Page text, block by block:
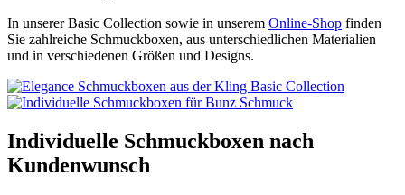
In unserer Basic Collection sowie in unserem Online-Shop finden
Sie zahlreiche Schmuckboxen, aus unterschiedlichen Materialien
und in verschiedenen Größen und Designs.
Individuelle Schmuckboxen nach
Kundenwunsch